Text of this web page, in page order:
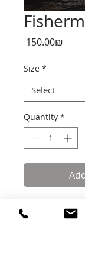
‏150.00 ‏₪
Size *
Quantity *
מודפסת על
בגדלים לפי בחירה